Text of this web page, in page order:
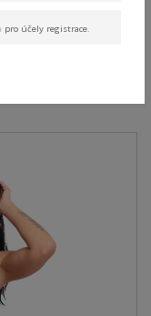
Dress
pro účely registrace.